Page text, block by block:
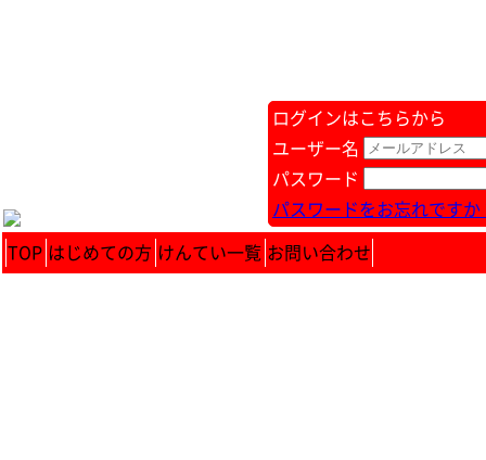
ログインはこちらから
ユーザー名
パスワード
パスワードをお忘れですか
TOP はじめての方 けんてい一覧 お問い合わせ